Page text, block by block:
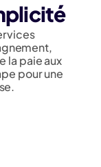
la paie aux
pour une